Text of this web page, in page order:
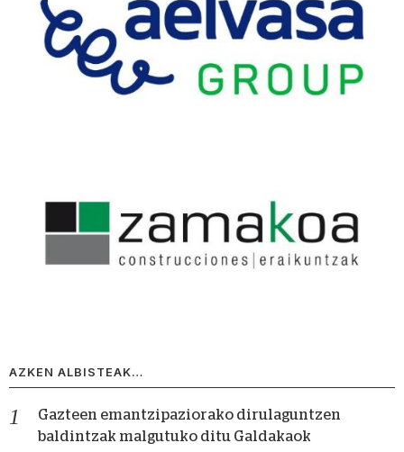
AZKEN ALBISTEAK…
Gazteen emantzipaziorako dirulaguntzen
baldintzak malgutuko ditu Galdakaok